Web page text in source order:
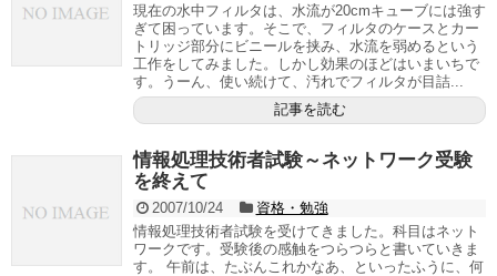
現在の水中フィルタは、水流が20cmキューブには強す
ぎて困っています。そこで、フィルタのケースとカー
トリッジ部分にビニールを挟み、水流を弱めるという
工作をしてみました。しかし効果のほどはいまいちで
す。うーん、使い続けて、汚れでフィルタが目詰...
記事を読む
情報処理技術者試験～ネットワーク受験
を終えて
2007/10/24
資格・勉強
情報処理技術者試験を受けてきました。科目はネット
ワークです。受験後の感触をつらつらと書いていきま
す。 午前は、たぶんこれかなあ、といったふうに、何